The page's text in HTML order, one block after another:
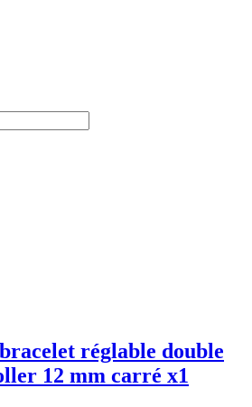
réglable double
12 mm carré x1